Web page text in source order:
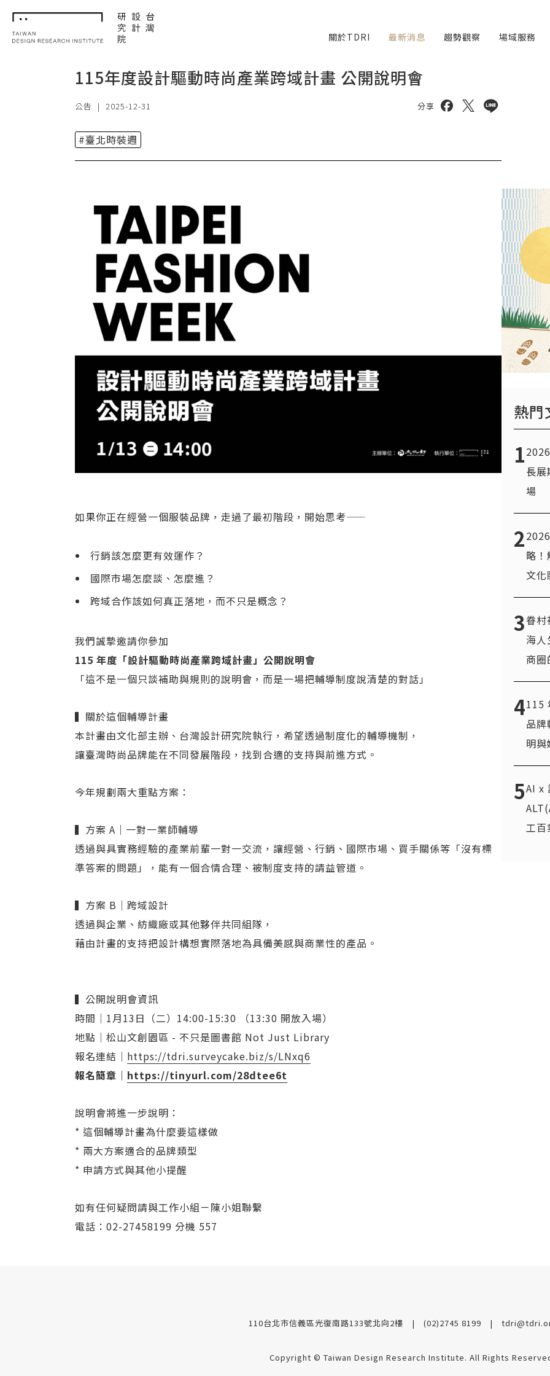
TDRI
關於TDRI 最新消息 趨勢觀察 場域服務
115年度設計驅動時尚產業跨域計畫 公開說明會
公告 | 2025-12-31 分享 分享到 facebook
分享到 twitter
分享到 line
#臺北時裝週
如果你正在經營一個服裝品牌，走過了最初階段，開始思考——
行銷該怎麼更有效運作？
國際市場怎麼談、怎麼進？
跨域合作該如何真正落地，而不只是概念？
我們誠摯邀請你參加
115 年度「設計驅動時尚產業跨域計畫」公開說明會
「這不是一個只談補助與規則的說明會，而是一場把輔導制度說清楚的對話」
▍關於這個輔導計畫
本計畫由文化部主辦、台灣設計研究院執行，希望透過制度化的輔導機制，
讓臺灣時尚品牌能在不同發展階段，找到合適的支持與前進方式。
今年規劃兩大重點方案：
▍方案 A｜一對一業師輔導
透過與具實務經驗的產業前輩一對一交流，讓經營、行銷、國際市場、買手關係等「沒有標
準答案的問題」，能有一個合情合理、被制度支持的請益管道。
▍方案 B｜跨域設計
透過與企業、紡織廠或其他夥伴共同組隊，
藉由計畫的支持把設計構想實際落地為具備美感與商業性的產品。
▍公開說明會資訊
時間｜1月13日（二）14:00-15:30 （13:30 開放入場）
地點｜松山文創園區 - 不只是圖書館 Not Just Library
報名連結｜ https://tdri.surveycake.biz/s/LNxq6
報名簡章｜ https://tinyurl.com/28dtee6t
說明會將進一步說明：
* 這個輔導計畫為什麼要這樣做
* 兩大方案適合的品牌類型
* 申請方式與其他小提醒
如有任何疑問請與工作小組－陳小姐聯繫
電話：02-27458199 分機 557
熱門
1
長
場
2
略
文化
3眷村
海
商
4115
品
明
5AI x
工百
110台北市信義區光復南路133號北向2樓 (02)2745 8199
Copyright © Taiwan Design Research Institute. All Rights